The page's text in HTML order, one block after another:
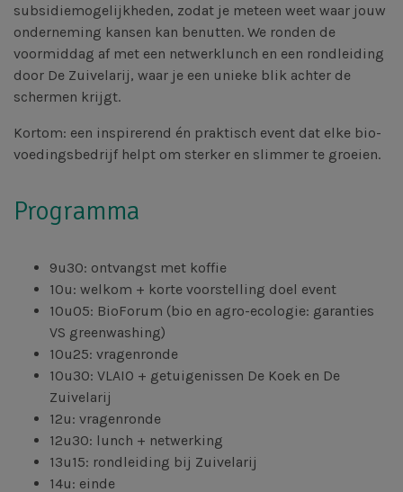
subsidiemogelijkheden, zodat je meteen weet waar jouw
onderneming kansen kan benutten. We ronden de
voormiddag af met een netwerklunch en een rondleiding
door De Zuivelarij, waar je een unieke blik achter de
schermen krijgt.
Kortom: een inspirerend én praktisch event dat elke bio-
voedingsbedrijf helpt om sterker en slimmer te groeien.
Programma
9u30: ontvangst met koffie
10u: welkom + korte voorstelling doel event
10u05: BioForum (bio en agro-ecologie: garanties
VS greenwashing)
10u25: vragenronde
10u30: VLAIO + getuigenissen De Koek en De
Zuivelarij
12u: vragenronde
12u30: lunch + netwerking
13u15: rondleiding bij Zuivelarij
14u: einde